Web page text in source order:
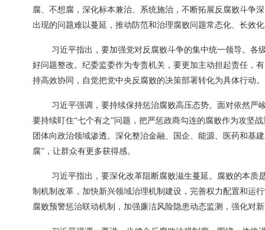
腐、不想腐，深化标本兼治、系统施治，不断拓展反腐败斗争
出现的问题难以蔓延，推动防范和治理腐败问题常态化、长效
习近平指出，要加强党对反腐败斗争的集中统一领导。
好问题整改。纪委监委作为专责机关，要更加主动担起责任，
持高效协同，自觉把党中央反腐败的决策部署转化为具体行动。
习近平强调，要持续保持惩治腐败高压态势。面对依然
要持续盯住“七个有之”问题，把严惩政商勾连的腐败作为攻坚
团体向政治领域渗透。深化整治金融、国企、能源、医药和基
腐”，让群众有更多获得感。
习近平指出，要深化改革阻断腐败滋生蔓延。腐败的本
制机制改革，加快新兴领域治理机制建设，完善权力配置和运
腐败预警惩治联动机制，加强廉洁风险隐患动态监测，强化对